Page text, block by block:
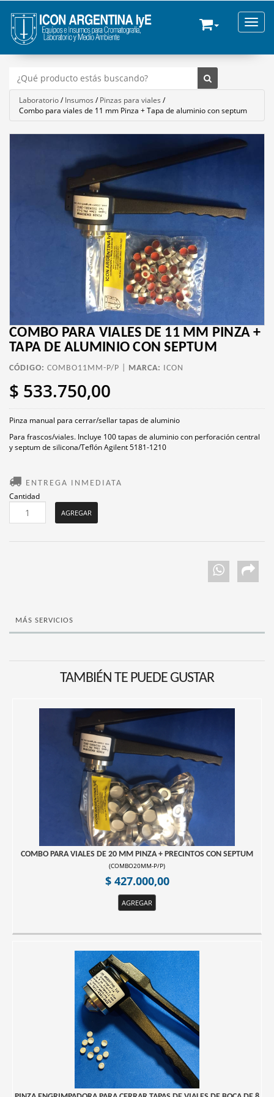
Laboratorio/Insumos /Pinzas para viales /
Combo para viales de 11 mm Pinza + Tapa de aluminio con septum
COMBO PARA VIALES DE 11 MM PINZA +
TAPA DE ALUMINIO CON SEPTUM
CÓDIGO: COMBO11MM-P/P | MARCA: ICON
$ 533.750,00
Pinza manual para cerrar/sellar tapas de aluminio
Para frascos/viales. Incluye 100 tapas de aluminio con perforación central
y septum de silicona/Teflón Agilent 5181-1210
ENTREGA INMEDIATA
Cantidad
MÁS SERVICIOS
TAMBIÉN TE PUEDE GUSTAR
COMBO PARA VIALES DE 20 MM PINZA + PRECINTOS CON SEPTUM
(COMBO20MM-P/P)
$ 427.000,00
AGREGAR